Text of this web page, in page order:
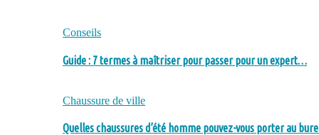
Conseils
Guide : 7 termes à maîtriser pour passer pour un expert…
Chaussure de ville
Quelles chaussures d’été homme pouvez-vous porter au